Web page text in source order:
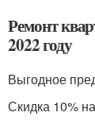
Ремонт
2022 году
Выгодное
Скидка 10%